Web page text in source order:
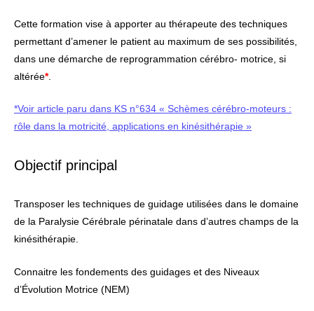
Cette formation vise à apporter au thérapeute des techniques
permettant d’amener le patient au maximum de ses possibilités,
dans une démarche de reprogrammation cérébro- motrice, si
altérée*.
*Voir article paru dans KS n°634 « Schèmes cérébro-moteurs :
rôle dans la motricité, applications en kinésithérapie »
Objectif principal
Transposer les techniques de guidage utilisées dans le domaine
de la Paralysie Cérébrale périnatale dans d’autres champs de la
kinésithérapie.
Connaitre les fondements des guidages et des Niveaux
d’Évolution Motrice (NEM)